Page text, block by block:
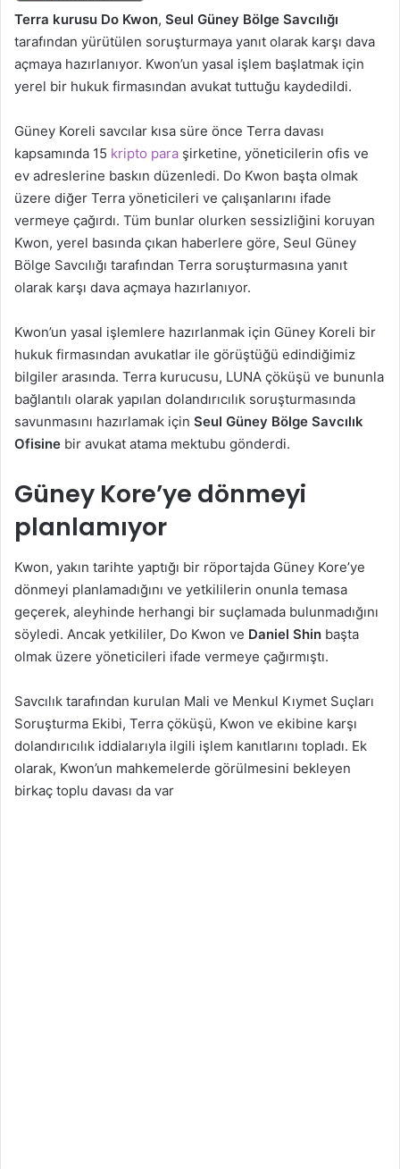
Terra kurusu Do Kwon, Seul Güney Bölge Savcılığı
tarafından yürütülen soruşturmaya yanıt olarak karşı dava
açmaya hazırlanıyor. Kwon’un yasal işlem başlatmak için
yerel bir hukuk firmasından avukat tuttuğu kaydedildi.
Güney Koreli savcılar kısa süre önce Terra davası
kapsamında 15 kripto para şirketine, yöneticilerin ofis ve
ev adreslerine baskın düzenledi. Do Kwon başta olmak
üzere diğer Terra yöneticileri ve çalışanlarını ifade
vermeye çağırdı. Tüm bunlar olurken sessizliğini koruyan
Kwon, yerel basında çıkan haberlere göre, Seul Güney
Bölge Savcılığı tarafından Terra soruşturmasına yanıt
olarak karşı dava açmaya hazırlanıyor.
Kwon’un yasal işlemlere hazırlanmak için Güney Koreli bir
hukuk firmasından avukatlar ile görüştüğü edindiğimiz
bilgiler arasında. Terra kurucusu, LUNA çöküşü ve bununla
bağlantılı olarak yapılan dolandırıcılık soruşturmasında
savunmasını hazırlamak için Seul Güney Bölge Savcılık
Ofisine bir avukat atama mektubu gönderdi.
Güney Kore’ye dönmeyi
planlamıyor
Kwon, yakın tarihte yaptığı bir röportajda Güney Kore’ye
dönmeyi planlamadığını ve yetkililerin onunla temasa
geçerek, aleyhinde herhangi bir suçlamada bulunmadığını
söyledi. Ancak yetkililer, Do Kwon ve Daniel Shin başta
olmak üzere yöneticileri ifade vermeye çağırmıştı.
Savcılık tarafından kurulan Mali ve Menkul Kıymet Suçları
Soruşturma Ekibi, Terra çöküşü, Kwon ve ekibine karşı
dolandırıcılık iddialarıyla ilgili işlem kanıtlarını topladı. Ek
olarak, Kwon’un mahkemelerde görülmesini bekleyen
birkaç toplu davası da var